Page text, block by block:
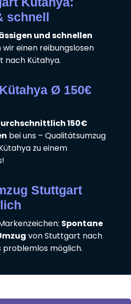
schnell
und schnellen
einen reibungslosen
nach Kütahya.
Ø 150€
150€
bei uns – Qualitätsumzug
zu einem
Stuttgart
Spontane
von Stuttgart nach
problemlos möglich.